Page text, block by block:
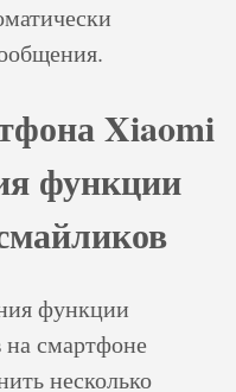
Xiaomi
функции
функции
смартфоне
несколько